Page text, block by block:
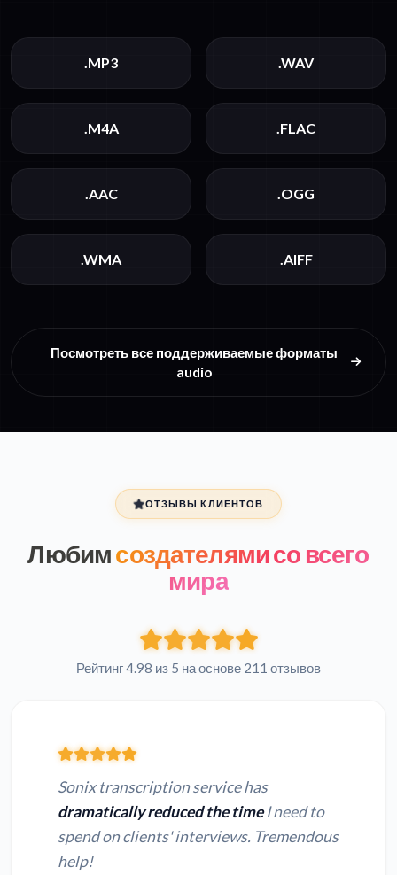
.MP3 .WAV
.M4A .FLAC
.AAC .OGG
.WMA .AIFF
Посмотреть все поддерживаемые форматы
audio
ОТЗЫВЫ КЛИЕНТОВ
Любимсоздателями со всего
мира
Рейтинг 4.98 из 5 на основе 211 отзывов
Sonix transcription service has
dramatically reduced the timeI need to
spend on clients' interviews. Tremendous
help!